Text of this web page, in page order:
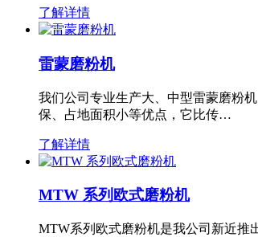
了解详情
雷蒙磨粉机
我们公司专业生产大、中型雷蒙磨粉
保、占地面积小等优点，它比传…
了解详情
MTW 系列欧式磨粉机
MTW系列欧式磨粉机是我公司新近推